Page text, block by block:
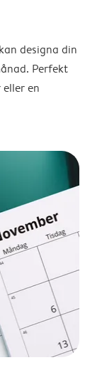
designa din
Perfekt
en